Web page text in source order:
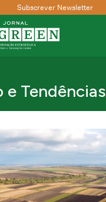
Subscrever Newsletter
e Tendências